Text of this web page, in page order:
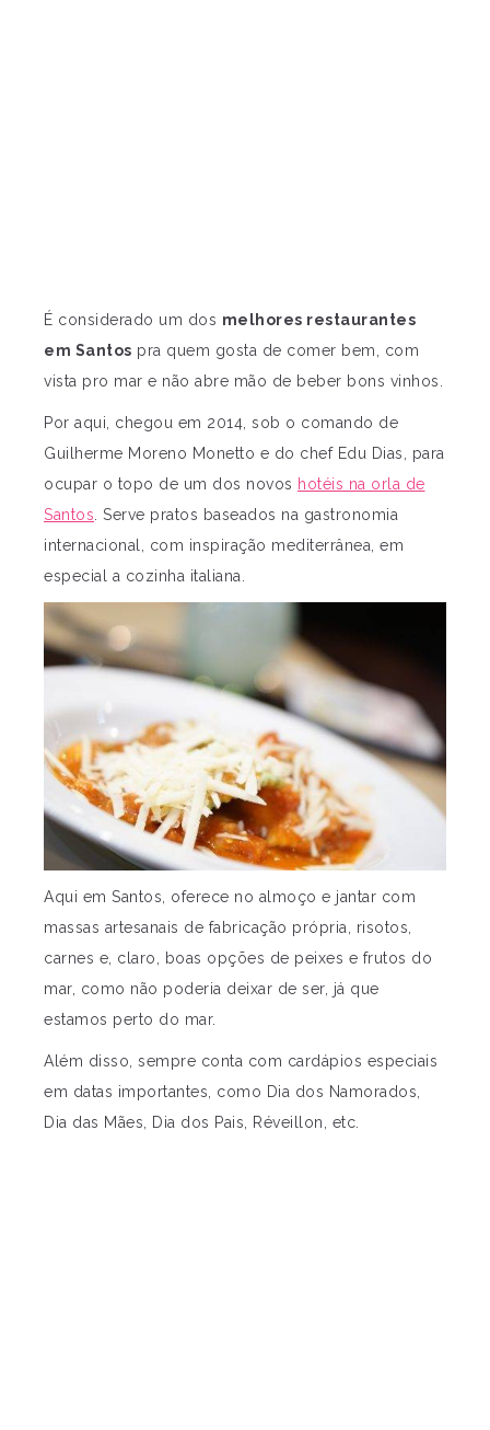
É considerado um dos melhores restaurantes
em Santos pra quem gosta de comer bem, com
vista pro mar e não abre mão de beber bons vinhos.
Por aqui, chegou em 2014, sob o comando de
Guilherme Moreno Monetto e do chef Edu Dias, para
ocupar o topo de um dos novos hotéis na orla de
Santos . Serve pratos baseados na gastronomia
internacional, com inspiração mediterrânea, em
especial a cozinha italiana.
Aqui em Santos, oferece no almoço e jantar com
massas artesanais de fabricação própria, risotos,
carnes e, claro, boas opções de peixes e frutos do
mar, como não poderia deixar de ser, já que
estamos perto do mar.
Além disso, sempre conta com cardápios especiais
em datas importantes, como Dia dos Namorados,
Dia das Mães, Dia dos Pais, Réveillon, etc.